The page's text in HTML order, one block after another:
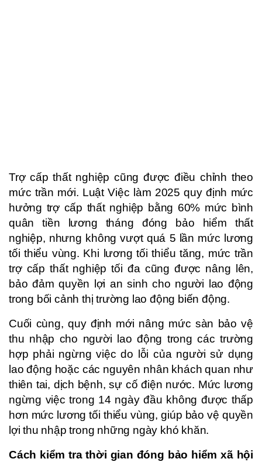
Trợ cấp thất nghiệp cũng được điều chỉnh theo
mức trần mới. Luật Việc làm 2025 quy định mức
hưởng trợ cấp thất nghiệp bằng 60% mức bình
quân tiền lương tháng đóng bảo hiểm thất
nghiệp, nhưng không vượt quá 5 lần mức lương
tối thiểu vùng. Khi lương tối thiểu tăng, mức trần
trợ cấp thất nghiệp tối đa cũng được nâng lên,
bảo đảm quyền lợi an sinh cho người lao động
trong bối cảnh thị trường lao động biến động.
Cuối cùng, quy định mới nâng mức sàn bảo vệ
thu nhập cho người lao động trong các trường
hợp phải ngừng việc do lỗi của người sử dụng
lao động hoặc các nguyên nhân khách quan như
thiên tai, dịch bệnh, sự cố điện nước. Mức lương
ngừng việc trong 14 ngày đầu không được thấp
hơn mức lương tối thiểu vùng, giúp bảo vệ quyền
lợi thu nhập trong những ngày khó khăn.
Cách kiểm tra thời gian đóng bảo hiểm xã hội